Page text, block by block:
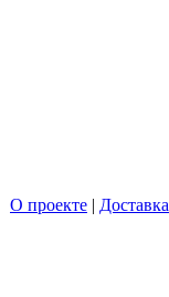
О проекте | Доставка